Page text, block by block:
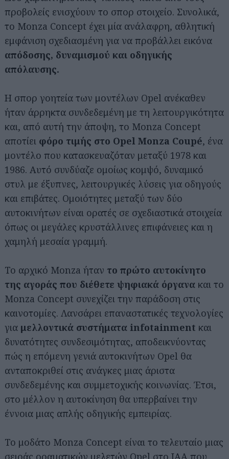
προβολείς ενισχύουν το σπορ στοιχείο. Συνολικά,
το Monza Concept έχει μία ανάλαφρη, αθλητική
εμφάνιση σχεδιασμένη για να προβάλλει εικόνα
απόδοσης, δυναμισμού και οδηγικής
απόλαυσης.
Η σπορ γοητεία των μοντέλων Opel ανέκαθεν
ήταν άρρηκτα συνδεδεμένη με τη λειτουργικότητα
και, από αυτή την άποψη, το Monza Concept
αποτίει φόρο τιμής στο Opel Monza Coupé, ένα
μοντέλο που κατασκευαζόταν μεταξύ 1978 και
1986. Αυτό συνδύαζε ομοίως κομψό, δυναμικό
στυλ με έξυπνες, λειτουργικές λύσεις για οδηγούς
και επιβάτες. Ομοιότητες μεταξύ των δύο
αυτοκινήτων είναι ορατές σε σχεδιαστικά στοιχεία
όπως οι μεγάλες κρυστάλλινες επιφάνειες και η
χαμηλή μεσαία γραμμή.
Το αρχικό Monza ήταν το πρώτο αυτοκίνητο
της αγοράς που διέθετε ψηφιακά όργανα και το
Monza Concept συνεχίζει την παράδοση στις
καινοτομίες. Λανσάρει επαναστατικές τεχνολογίες
για μελλοντικά συστήματα infotainment και
δυνατότητες συνδεσιμότητας, αποδεικνύοντας
πώς η επόμενη γενιά αυτοκινήτων Opel θα
ανταποκριθεί στις ανάγκες μιας άριστα
συνδεδεμένης και συμμετοχικής κοινωνίας. Έτσι,
στο μέλλον η αυτοκίνηση θα υπερβαίνει την
έννοια μιας απλής οδηγικής εμπειρίας.
Το μοδάτο Monza Concept είναι το τελευταίο μιας
σειράς οραματικών μελετών Opel στο ΙΑΑ που